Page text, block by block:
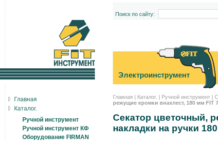
Поиск по сайту:
Электроинструмент
Главная | Каталог. | Ручной инструмент |
режущие кромки внахлест, 180 мм FIT
Секатор цветочный,
накладки на ручки
Главная
Каталог.
Ручной инструмент
Ручной инструмент КФ
Оборудование FIRMAN